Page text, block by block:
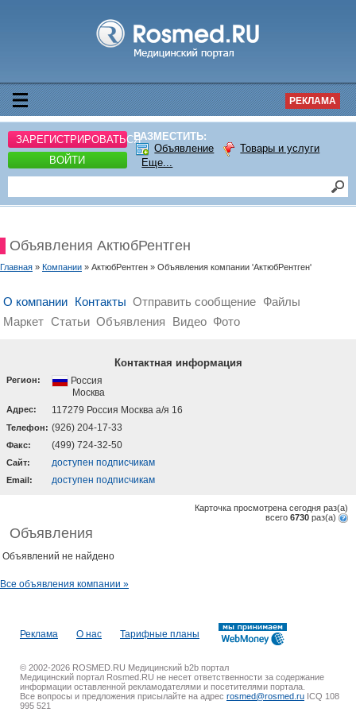
РЕКЛАМА
ЗАРЕГИСТРИРОВАТЬСЯ
ВОЙТИ
РАЗМЕСТИТЬ:
Объявление
Товары и услуги
Еще...
Объявления АктюбРентген
Главная » Компании » АктюбРентген » Объявления компании 'АктюбРентген'
О компании Контакты Отправить сообщение Файлы
Маркет Статьи Объявления Видео Фото
Контактная информация
Регион:
Россия
Москва
Адрес: 117279 Россия Москва а/я 16
Телефон: (926) 204-17-33
Факс: (499) 724-32-50
Cайт: доступен подписчикам
Email: доступен подписчикам
Карточка просмотрена сегодня раз(a)
всего 6730 раз(a)
Объявления
Объявлений не найдено
Все объявления компании »
Реклама О нас Тарифные планы
© 2002-2026 ROSMED.RU Медицинский b2b портал
Медицинский портал Rosmed.RU не несет ответственности за содержание
информации оставленной рекламодателями и посетителями портала.
Все вопросы и предложения присылайте на адрес rosmed@rosmed.ru ICQ 108
995 521